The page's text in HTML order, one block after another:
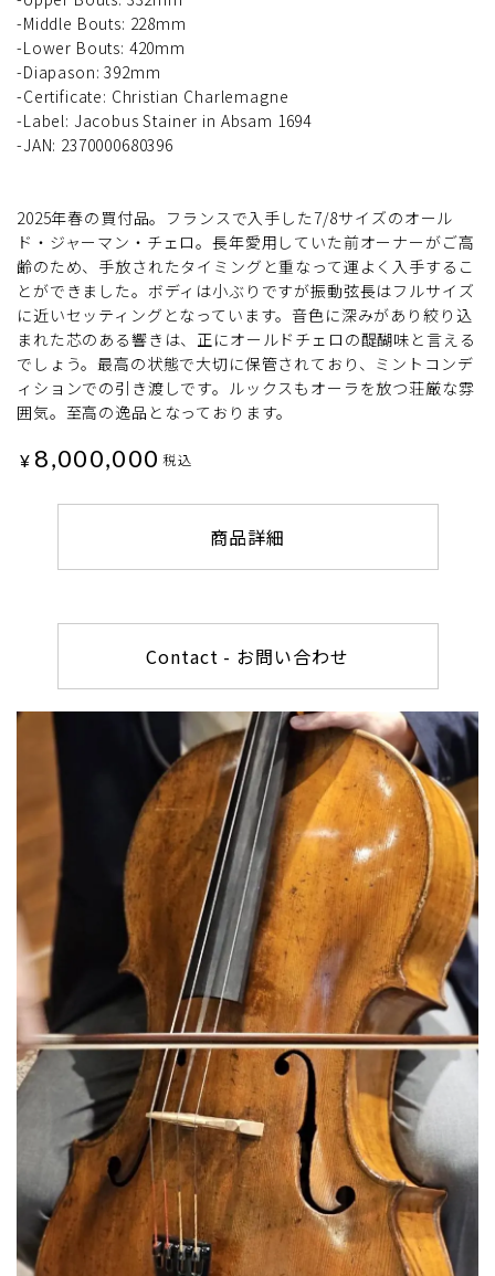
-Middle Bouts: 228mm
-Lower Bouts: 420mm
-Diapason: 392mm
-Certificate: Christian Charlemagne
-Label: Jacobus Stainer in Absam 1694
-JAN: 2370000680396
2025年春の買付品。フランスで入手した7/8サイズのオール
ド・ジャーマン・チェロ。長年愛用していた前オーナーがご高
齢のため、手放されたタイミングと重なって運よく入手するこ
とができました。ボディは小ぶりですが振動弦長はフルサイズ
に近いセッティングとなっています。音色に深みがあり絞り込
まれた芯のある響きは、正にオールドチェロの醍醐味と言える
でしょう。最高の状態で大切に保管されており、ミントコンデ
ィションでの引き渡しです。ルックスもオーラを放つ荘厳な雰
囲気。至高の逸品となっております。
¥ 8,000,000 税込
商品詳細
Contact - お問い合わせ